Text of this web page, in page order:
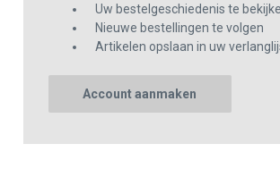
Uw bestelgeschiedenis te
Nieuwe bestellingen te volgen
Artikelen opslaan in uw
Account aanmaken